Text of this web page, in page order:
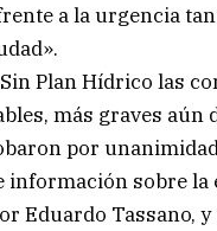
a la urgencia
Plan Hídrico las
más graves aún
por
sobre la
Eduardo Tassano,